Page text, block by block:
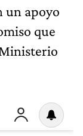
un apoyo
que